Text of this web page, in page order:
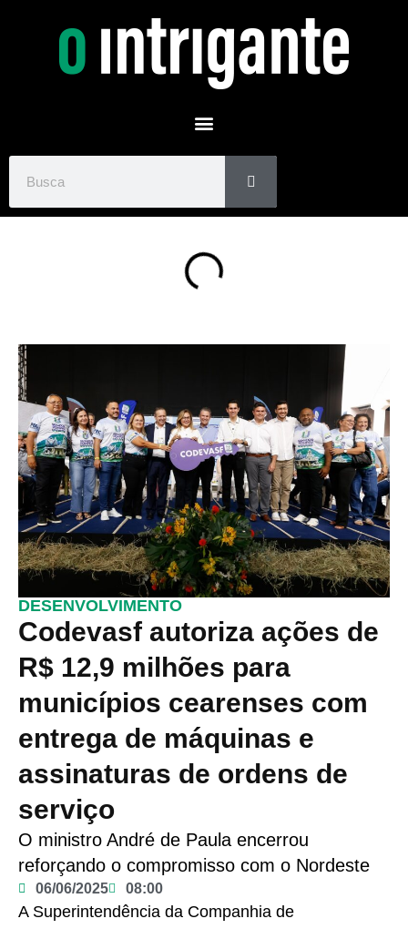
DESENVOLVIMENTO
Codevasf autoriza ações de
R$ 12,9 milhões para
municípios cearenses com
entrega de máquinas e
assinaturas de ordens de
serviço
O ministro André de Paula encerrou
reforçando o compromisso com o Nordeste
06/06/2025 08:00
A Superintendência da Companhia de